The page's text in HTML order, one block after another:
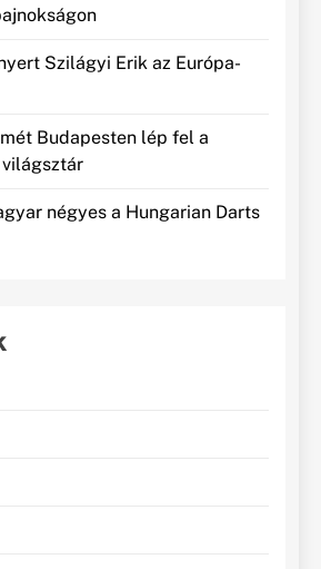
Szilágyi Erik az Európa-
Budapesten lép fel a
négyes a Hungarian Darts